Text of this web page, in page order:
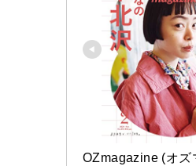
OZmagazine (オズ